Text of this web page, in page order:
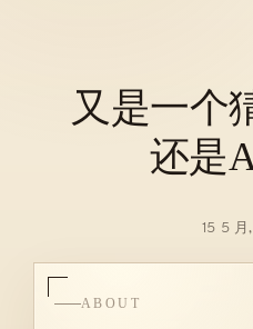
又是一个
还是
15 5
ABOUT